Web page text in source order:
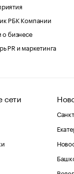
РБК Компании
о бизнесе
PR и маркетинга
сети